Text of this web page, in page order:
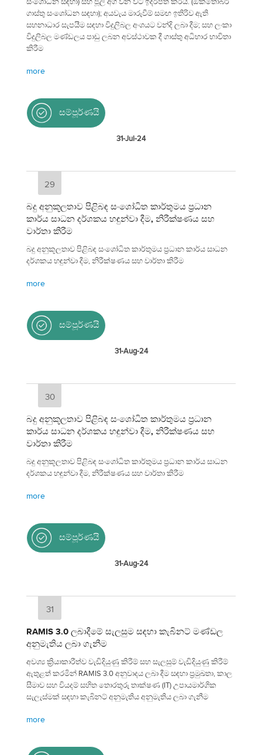
ගාස්තු සංශෝධන සඳහා); අයවැය මාරුවීම් සමඟ ඉතිරිව ඇති
සහනාධාර සැපයීම සඳහා විදුලිබල අංශයට වන්දි ලබා දීම; සහ ලංකා
විදුලිබල මණ්ඩලය පාඩු ලබන අවස්ථාවක දී ගාස්තු අධිභාර භාවිතා
කිරීම
more
සම්පූර්ණයි
31-Jul-24
29
බදු අනුකූලතාව පිළිබඳ සංශෝධිත කාර්තුමය ප්‍රධාන
කාර්ය සාධන දර්ශකය හඳුන්වා දීම, නිරීක්ෂණය සහ
වාර්තා කිරීම
බදු අනුකූලතාව පිළිබඳ සංශෝධිත කාර්තුමය ප්‍රධාන කාර්ය සාධන
දර්ශකය හඳුන්වා දීම, නිරීක්ෂණය සහ වාර්තා කිරීම
more
සම්පූර්ණයි
31-Aug-24
30
බදු අනුකූලතාව පිළිබඳ සංශෝධිත කාර්තුමය ප්‍රධාන
කාර්ය සාධන දර්ශකය හඳුන්වා දීම, නිරීක්ෂණය සහ
වාර්තා කිරීම
බදු අනුකූලතාව පිළිබඳ සංශෝධිත කාර්තුමය ප්‍රධාන කාර්ය සාධන
දර්ශකය හඳුන්වා දීම, නිරීක්ෂණය සහ වාර්තා කිරීම
more
සම්පූර්ණයි
31-Aug-24
31
RAMIS 3.0 ලබාදීමේ සැලසුම සඳහා කැබිනට් මණ්ඩල
අනුමැතිය ලබා ගැනීම
අවශ්‍ය ක්‍රියාකාරීත්ව වැඩිදියුණු කිරීම් සහ සැලසුම් වැඩිදියුණු කිරීම්
ඇතුළත් කරමින් RAMIS 3.0 අනුවාදය ලබා දීම සඳහා ප්‍රමුඛතා, කාල
සීමාව සහ වියදම් සහිත තොරතුරු තාක්ෂණ (IT) උපායමාර්ගික
සැලැස්මක් සඳහා කැබිනට් අනුමැතිය අනුමැතිය ලබා ගැනීම
more